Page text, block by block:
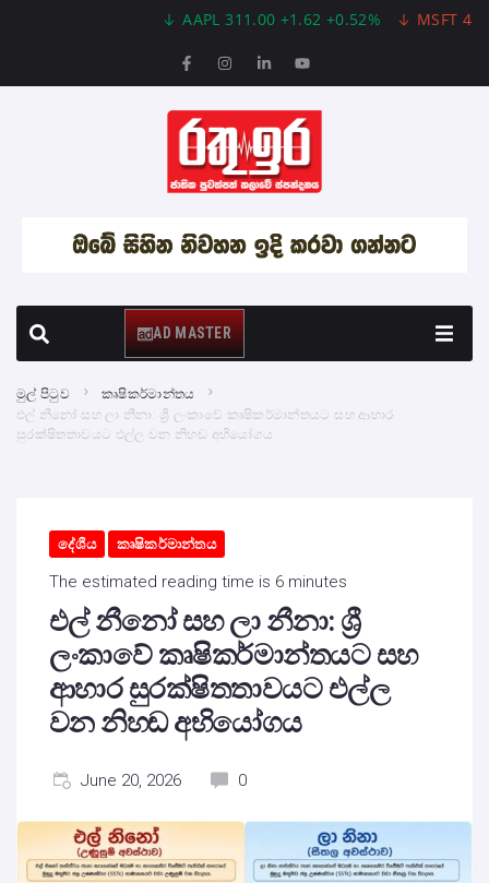
AAPL 311.00 +1.62 +0.52% MSFT 487.46 -
AD MASTER
මුල් පිටුව
කෘෂිකර්මාන්තය
එල් නීනෝ සහ ලා නීනා: ශ්‍රී ලංකාවේ කෘෂිකර්මාන්තයට සහ ආහාර
සුරක්ෂිතතාවයට එල්ල වන නිහඬ අභියෝගය
දේශීය කෘෂිකර්මාන්තය
The estimated reading time is 6 minutes
එල් නීනෝ සහ ලා නීනා: ශ්‍රී
ලංකාවේ කෘෂිකර්මාන්තයට සහ
ආහාර සුරක්ෂිතතාවයට එල්ල
වන නිහඬ අභියෝගය
June 20, 2026 0